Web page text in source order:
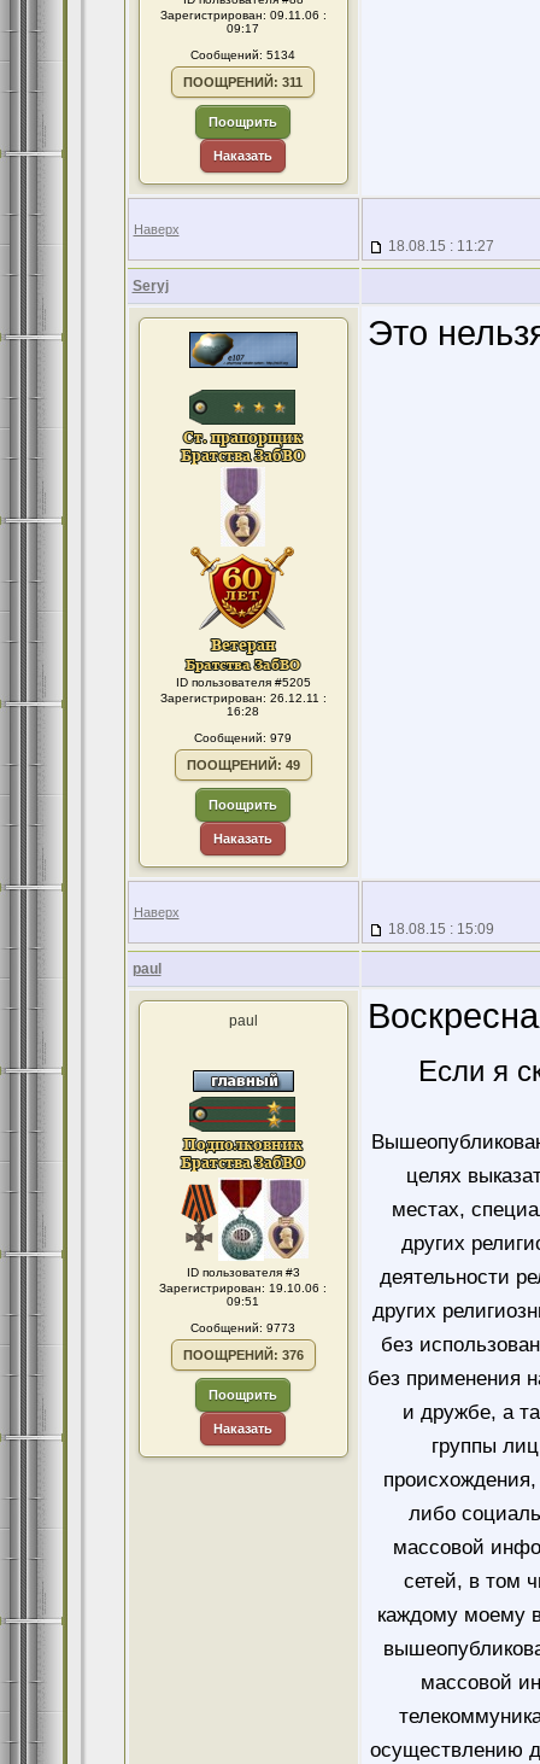
Зарегистрирован: 09.11.06 :
09:17
Сообщений: 5134
ПООЩРЕНИЙ: 311
Поощрить
Наказать
Наверх
18.08.15 : 11:27
Seryj
ID пользователя #5205
Зарегистрирован: 26.12.11 :
16:28
Сообщений: 979
ПООЩРЕНИЙ: 49
Поощрить
Наказать
Это
Наверх
18.08.15 : 15:09
paul
paul
ID пользователя #3
Зарегистрирован: 19.10.06 :
09:51
Сообщений: 9773
ПООЩРЕНИЙ: 376
Поощрить
Наказать
Если я
целях
местах,
других
деятельности
других
без
без применения
и дружбе, а
группы
либо
массовой
сетей, в том
каждому моему
массовой
осуществлению